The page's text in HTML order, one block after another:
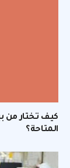
كيف تختار من
المتاحة؟